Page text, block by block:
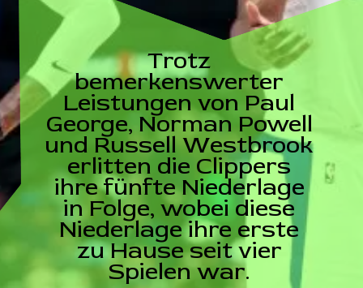
Trotz
bemerkenswerter
Leistungen von Paul
George, Norman Powell
und Russell Westbrook
erlitten die Clippers
ihre fünfte Niederlage
in Folge, wobei diese
Niederlage ihre erste
zu Hause seit vier
Spielen war.